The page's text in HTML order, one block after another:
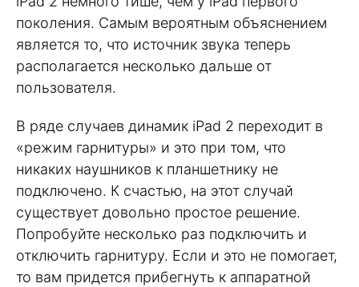
поколения. Самым вероятным объяснением
является то, что источник звука теперь
располагается несколько дальше от
пользователя.
В ряде случаев динамик iPad 2 переходит в
«режим гарнитуры» и это при том, что
никаких наушников к планшетнику не
подключено. К счастью, на этот случай
существует довольно простое решение.
Попробуйте несколько раз подключить и
отключить гарнитуру. Если и это не помогает,
то вам придется прибегнуть к аппаратной